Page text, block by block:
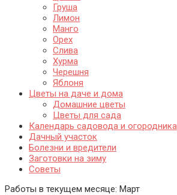
Груша
Лимон
Манго
Орех
Слива
Хурма
Черешня
Яблоня
Цветы на даче и дома
Домашние цветы
Цветы для сада
Календарь садовода и огородника
Дачный участок
Болезни и вредители
Заготовки на зиму
Советы
Работы в текущем месяце: Март